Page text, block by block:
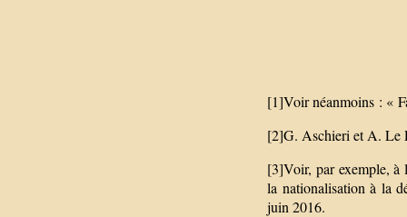
[1]Voir néanmoins : «
[2]G. Aschieri et A. Le
[3]Voir, par exemple, à
la nationalisation à la
juin 2016.